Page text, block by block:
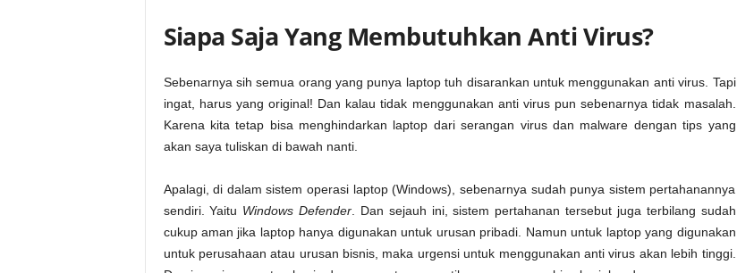
Siapa Saja Yang Membutuhkan Anti Virus?
Sebenarnya sih semua orang yang punya laptop tuh disarankan untuk menggunakan anti virus. Tapi
ingat, harus yang original! Dan kalau tidak menggunakan anti virus pun sebenarnya tidak masalah.
Karena kita tetap bisa menghindarkan laptop dari serangan virus dan malware dengan tips yang
akan saya tuliskan di bawah nanti.
Apalagi, di dalam sistem operasi laptop (Windows), sebenarnya sudah punya sistem pertahanannya
sendiri. Yaitu Windows Defender . Dan sejauh ini, sistem pertahanan tersebut juga terbilang sudah
cukup aman jika laptop hanya digunakan untuk urusan pribadi. Namun untuk laptop yang digunakan
untuk perusahaan atau urusan bisnis, maka urgensi untuk menggunakan anti virus akan lebih tinggi.